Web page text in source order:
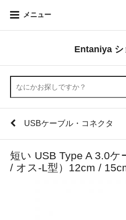
メニュー
Entaniya シ
USBケーブル・コネクタ
短い USB Type A 3.0ケ
/ オス-L型）12cm /